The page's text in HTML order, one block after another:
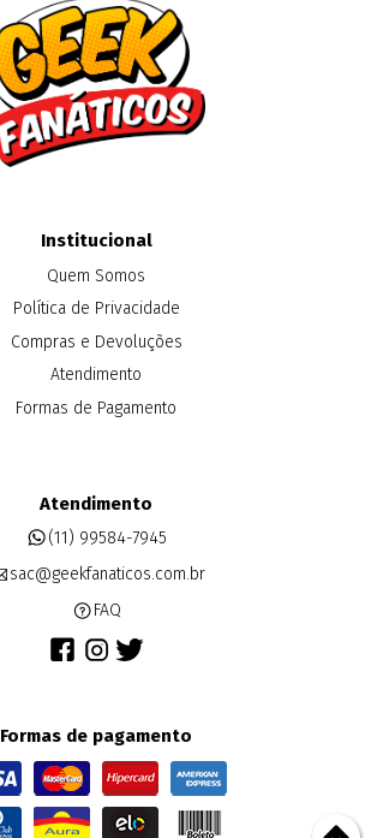
Institucional
Quem Somos
Política de Privacidade
Compras e Devoluções
Atendimento
Formas de Pagamento
Atendimento
(11) 99584-7945
sac@geekfanaticos.com.br
FAQ
Formas de pagamento